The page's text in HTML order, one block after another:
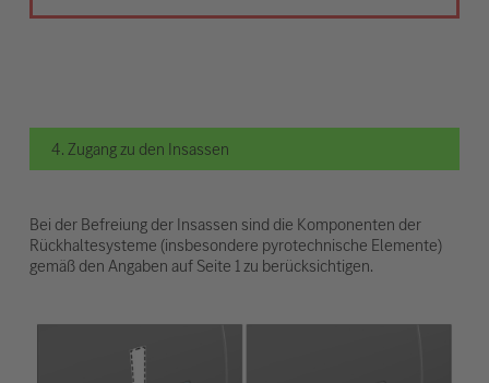
4. Zugang zu den Insassen
Bei der Befreiung der Insassen sind die Komponenten der
Rückhaltesysteme (insbesondere pyrotechnische Elemente)
gemäß den Angaben auf Seite 1 zu berücksichtigen.